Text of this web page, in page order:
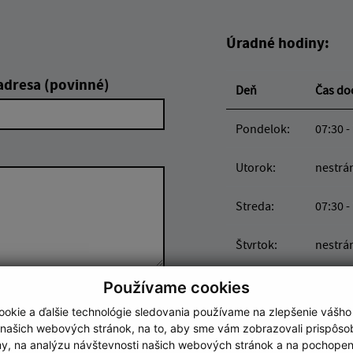
Používame cookies
a ďalšie technológie sledovania používame na zlepšenie
webových stránok, na to, aby sme vám zobrazovali
na analýzu návštevnosti našich webových stránok a na
(povinné)
Odoslať správu
Úradné hodiny:
Deň Čas
Pondelok: 07:30 -
Utorok:
Streda: 07:30 -
Štvrtok:
Piatok:
Obedňajšia